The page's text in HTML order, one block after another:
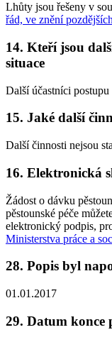
Lhůty jsou řešeny v
řád, ve znění
14. Kteří jsou
situace
Další účastníci postupu
15. Jaké další
Další činnosti nejsou
16. Elektronická
Žádost o dávku
pěstounské péče
elektronický podpis,
Ministerstva práce a
28. Popis byl
01.01.2017
29. Datum konce